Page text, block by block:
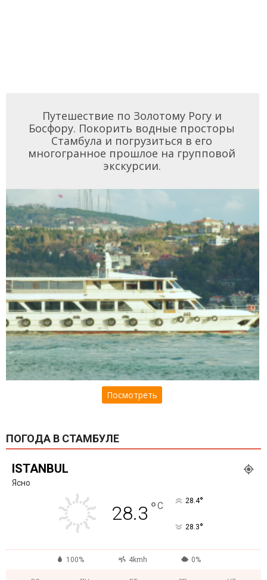
Путешествие по Золотому Рогу и
Босфору. Покорить водные просторы
Стамбула и погрузиться в его
многогранное прошлое на групповой
экскурсии.
Посмотреть
ПОГОДА В СТАМБУЛЕ
ISTANBUL
Ясно
28.3 °C 28.4°
28.3°
100% 4kmh 0%